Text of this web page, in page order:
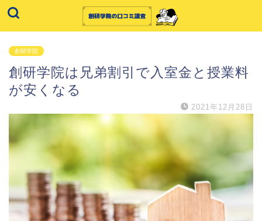
創研学院
創研学院は兄弟割引で入室金と授業料
が安くなる
2021年12月28日